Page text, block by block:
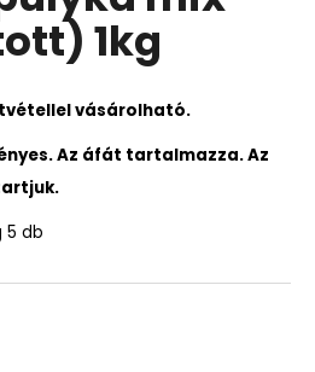
1kg
vásárolható.
Az áfát tartalmazza.Az
5 db